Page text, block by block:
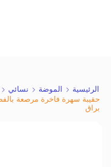
الرئيسية الموضة نسائي
حقيبة سهرة فاخرة مرصعة
براق